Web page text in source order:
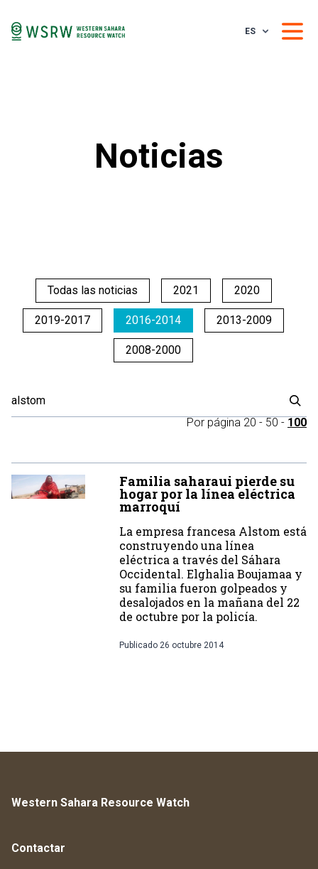
ES
Noticias
Todas las noticias 2021 2020
2019-2017 2016-2014 2013-2009
2008-2000
Por página 20 - 50 - 100
Familia saharaui pierde su
hogar por la línea eléctrica
marroquí
La empresa francesa Alstom está
construyendo una línea
eléctrica a través del Sáhara
Occidental. Elghalia Boujamaa y
su familia fueron golpeados y
desalojados en la mañana del 22
de octubre por la policía.
Publicado 26 octubre 2014
Western Sahara Resource Watch
Contactar